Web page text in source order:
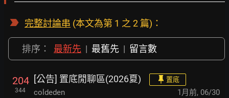
完整討論串 (本文為第 1 之 2 篇)：
排序： 最新先 | 最舊先 | 留言數
204
344
[公告] 置底閒聊區(2026夏) 置底
coldeden 1月前, 06/30